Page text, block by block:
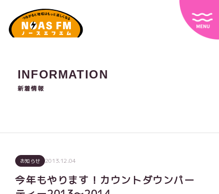
INFORMATION
新着情報
お知らせ 2013.12.04
今年もやります！カウントダウンパー